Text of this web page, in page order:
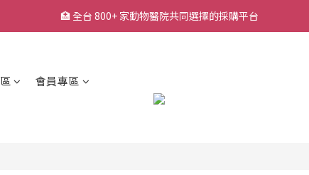
🏥 全台 800+ 家動物醫院共同選擇的採購平台
🏥 全台 800+ 家動物醫院共同選擇的採購平台
🔥 熱銷耗材持續補貨中，降低缺貨等待風險
會員專區